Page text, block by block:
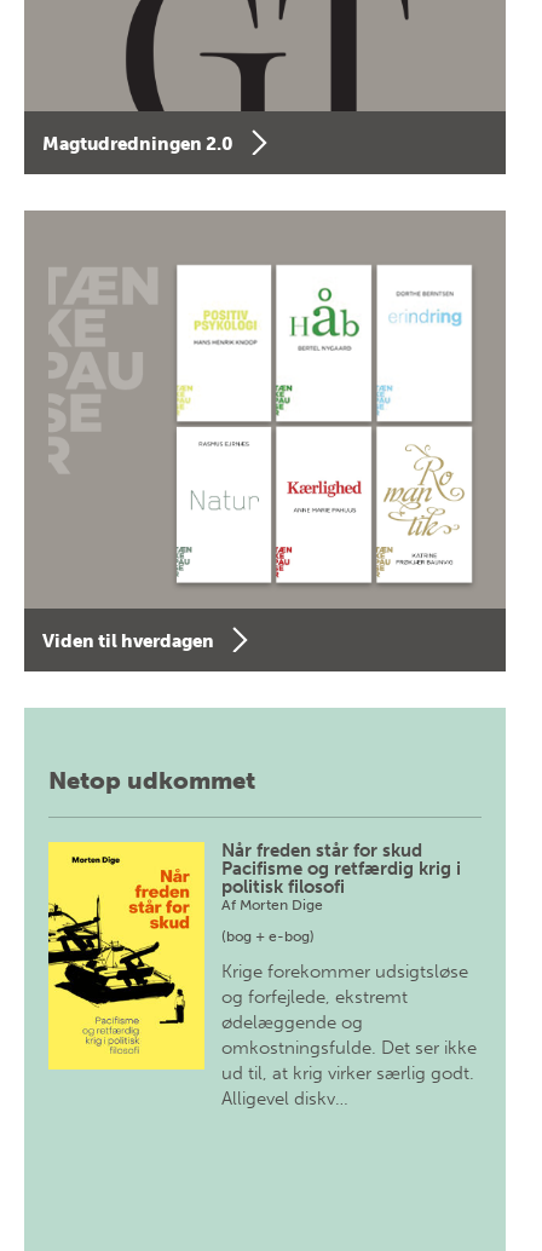
Magtudredningen 2.0
Viden til hverdagen
Netop udkommet
Når freden står for skud
Pacifisme og retfærdig krig i
politisk filosofi
Af Morten Dige
(bog + e-bog)
Krige forekommer udsigtsløse
og forfejlede, ekstremt
ødelæggende og
omkostningsfulde. Det ser ikke
ud til, at krig virker særlig godt.
Alligevel diskv…